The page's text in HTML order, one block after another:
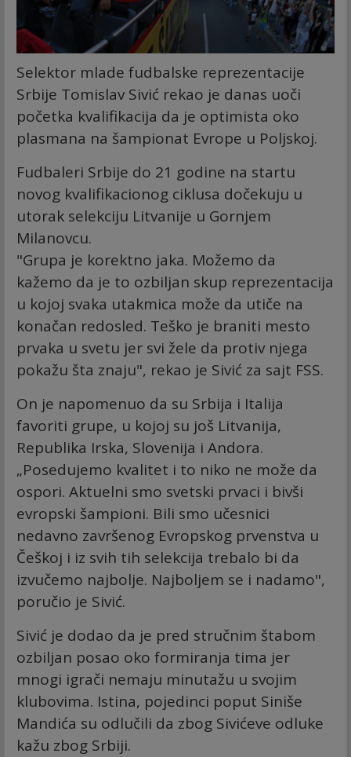
Selektor mlade fudbalske reprezentacije
Srbije Tomislav Sivić rekao je danas uoči
početka kvalifikacija da je optimista oko
plasmana na šampionat Evrope u Poljskoj.
Fudbaleri Srbije do 21 godine na startu
novog kvalifikacionog ciklusa dočekuju u
utorak selekciju Litvanije u Gornjem
Milanovcu.
"Grupa je korektno jaka. Možemo da
kažemo da je to ozbiljan skup reprezentacija
u kojoj svaka utakmica može da utiče na
konačan redosled. Teško je braniti mesto
prvaka u svetu jer svi žele da protiv njega
pokažu šta znaju", rekao je Sivić za sajt FSS.
On je napomenuo da su Srbija i Italija
favoriti grupe, u kojoj su još Litvanija,
Republika Irska, Slovenija i Andora.
„Posedujemo kvalitet i to niko ne može da
ospori. Aktuelni smo svetski prvaci i bivši
evropski šampioni. Bili smo učesnici
nedavno završenog Evropskog prvenstva u
Češkoj i iz svih tih selekcija trebalo bi da
izvučemo najbolje. Najboljem se i nadamo",
poručio je Sivić.
Sivić je dodao da je pred stručnim štabom
ozbiljan posao oko formiranja tima jer
mnogi igrači nemaju minutažu u svojim
klubovima. Istina, pojedinci poput Siniše
Mandića su odlučili da zbog Sivićeve odluke
kažu zbog Srbiji.